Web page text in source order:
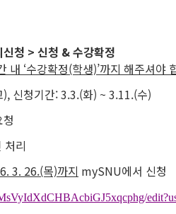
청 > 신청 & 수강확정
내 ‘수강확정(학생)’까지 해주셔야
신청기간: 3.3.(화) ~ 3.11.(수)
처리
3. 26.(목)까지 mySNU에서 신청